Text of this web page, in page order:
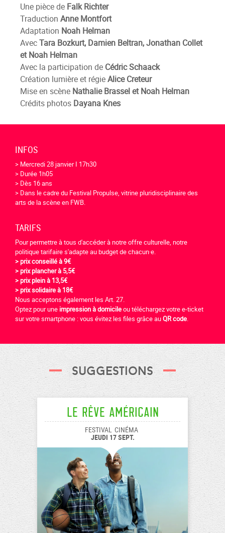
Une pièce de Falk Richter
Traduction Anne Montfort
Adaptation Noah Helman
AvecTara Bozkurt, Damien Beltran, Jonathan Collet
et Noah Helman
Avec la participation de Cédric Schaack
Création lumière et régieAlice Creteur
Mise en scène Nathalie Brassel et Noah Helman
Crédits photos Dayana Knes
INFOS
> Mercredi 28 janvier I 17h30
> Durée 1h05
> Dès 16 ans
> Dans le cadre du Festival Propulse, vitrine pluridisciplinaire des
arts de la scène en FWB.
TARIFS
Pour permettre à tous d'accéder à notre offre culturelle, notre
politique tarifaire s'adapte au budget de chacun·e.
> prix conseillé à 9€
> prix plancher à 5,5€
> prix plein à 13,5€
> prix solidaire à 18€
Nous acceptons également les Art. 27.
Optez pour une impression à domicileou téléchargez votre e-ticket
sur votre smartphone : vous évitez les files grâce auQR code.
Suggestions
Le Rêve américain
FESTIVAL CINÉMA
JEUDI 17 SEPT.